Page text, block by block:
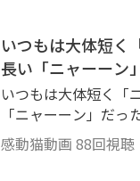
r：
090073 TikTok：
■■■■■■■■■■■■
訪問します。 三毛
ラ、縞模様と多種多
ンゴロン。カワイイ
ってきます。 ナデ
猫の爪とぎ、ねこじ
いつもは大体短く
長い「ニャーーン
いつもは大体短く「
「ニャーーン」だった 感動猫動画×無料動画サイトGoody!TV 感動猫動
oody!TVチャンネル
感動猫動画の再アッ
感動猫動画 88回視聴